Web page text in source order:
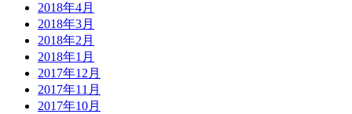
2018年4月
2018年3月
2018年2月
2018年1月
2017年12月
2017年11月
2017年10月